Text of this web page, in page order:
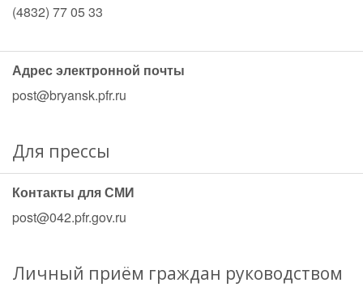
(4832) 77 05 33
Адрес электронной почты
post@bryansk.pfr.ru
Для прессы
Контакты для СМИ
post@042.pfr.gov.ru
Личный приём граждан руководством